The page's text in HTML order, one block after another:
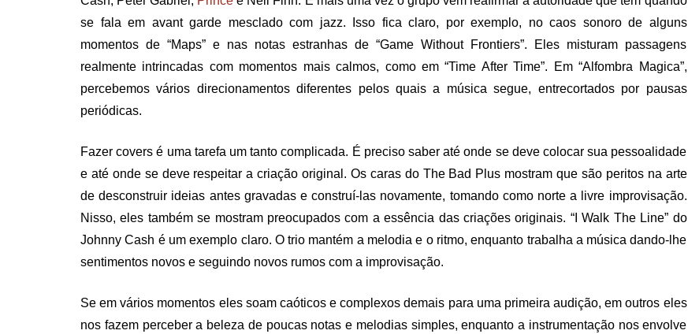
se fala em avant garde mesclado com jazz. Isso fica claro, por exemplo, no caos sonoro de alguns
momentos de “Maps” e nas notas estranhas de “Game Without Frontiers”. Eles misturam passagens
realmente intrincadas com momentos mais calmos, como em “Time After Time”. Em “Alfombra Magica”,
percebemos vários direcionamentos diferentes pelos quais a música segue, entrecortados por pausas
periódicas.
Fazer covers é uma tarefa um tanto complicada. É preciso saber até onde se deve colocar sua pessoalidade
e até onde se deve respeitar a criação original. Os caras do The Bad Plus mostram que são peritos na arte
de desconstruir ideias antes gravadas e construí-las novamente, tomando como norte a livre improvisação.
Nisso, eles também se mostram preocupados com a essência das criações originais. “I Walk The Line” do
Johnny Cash é um exemplo claro. O trio mantém a melodia e o ritmo, enquanto trabalha a música dando-lhe
sentimentos novos e seguindo novos rumos com a improvisação.
Se em vários momentos eles soam caóticos e complexos demais para uma primeira audição, em outros eles
nos fazem perceber a beleza de poucas notas e melodias simples, enquanto a instrumentação nos envolve